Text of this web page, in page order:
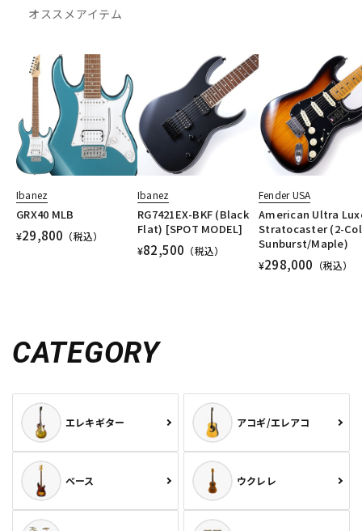
オススメアイテム
Ibanez
GRX40 MLB
¥29,800 （税込）
Ibanez
RG7421EX-BKF (Black
Flat) [SPOT MODEL]
¥82,500 （税込）
Fender USA
American Ultra
Stratocaster (2-
Sunburst/Maple)
¥298,000 （税込）
CATEGORY
エレキギター アコギ/エレアコ
ベース ウクレレ